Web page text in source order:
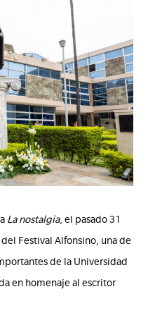
La nostalgia, el pasado 31
Festival Alfonsino, una de
de la Universidad
en homenaje al escritor